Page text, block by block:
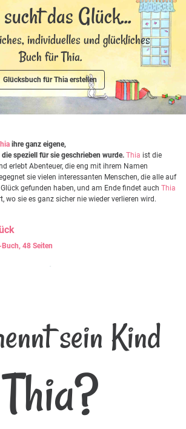
sucht das Glück...
individuelles und glückliches
Buch für Thia.
Glücksbuch für Thia erstellen
ihre ganz eigene,
speziell für sie geschrieben wurde. Thia ist die
erlebt Abenteuer, die eng mit ihrem Namen
sie vielen interessanten Menschen, die alle auf
gefunden haben, und am Ende findet auch Thia
wo sie es ganz sicher nie wieder verlieren wird.
48 Seiten
sein Kind
Thia?